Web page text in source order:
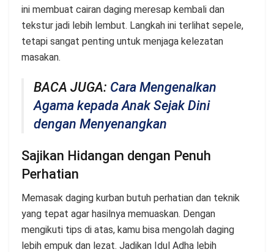
ini membuat cairan daging meresap kembali dan
tekstur jadi lebih lembut. Langkah ini terlihat sepele,
tetapi sangat penting untuk menjaga kelezatan
masakan.
BACA JUGA: Cara Mengenalkan
Agama kepada Anak Sejak Dini
dengan Menyenangkan
Sajikan Hidangan dengan Penuh
Perhatian
Memasak daging kurban butuh perhatian dan teknik
yang tepat agar hasilnya memuaskan. Dengan
mengikuti tips di atas, kamu bisa mengolah daging
lebih empuk dan lezat. Jadikan Idul Adha lebih